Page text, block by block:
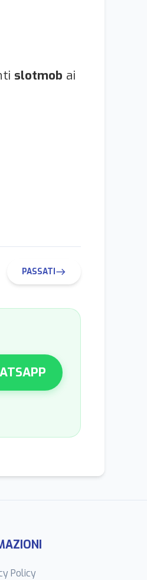
slotmob ai
PASSATIeast
Policy